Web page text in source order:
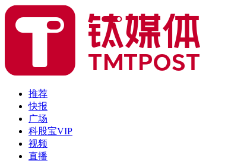
推荐
快报
广场
科股宝VIP
视频
直播